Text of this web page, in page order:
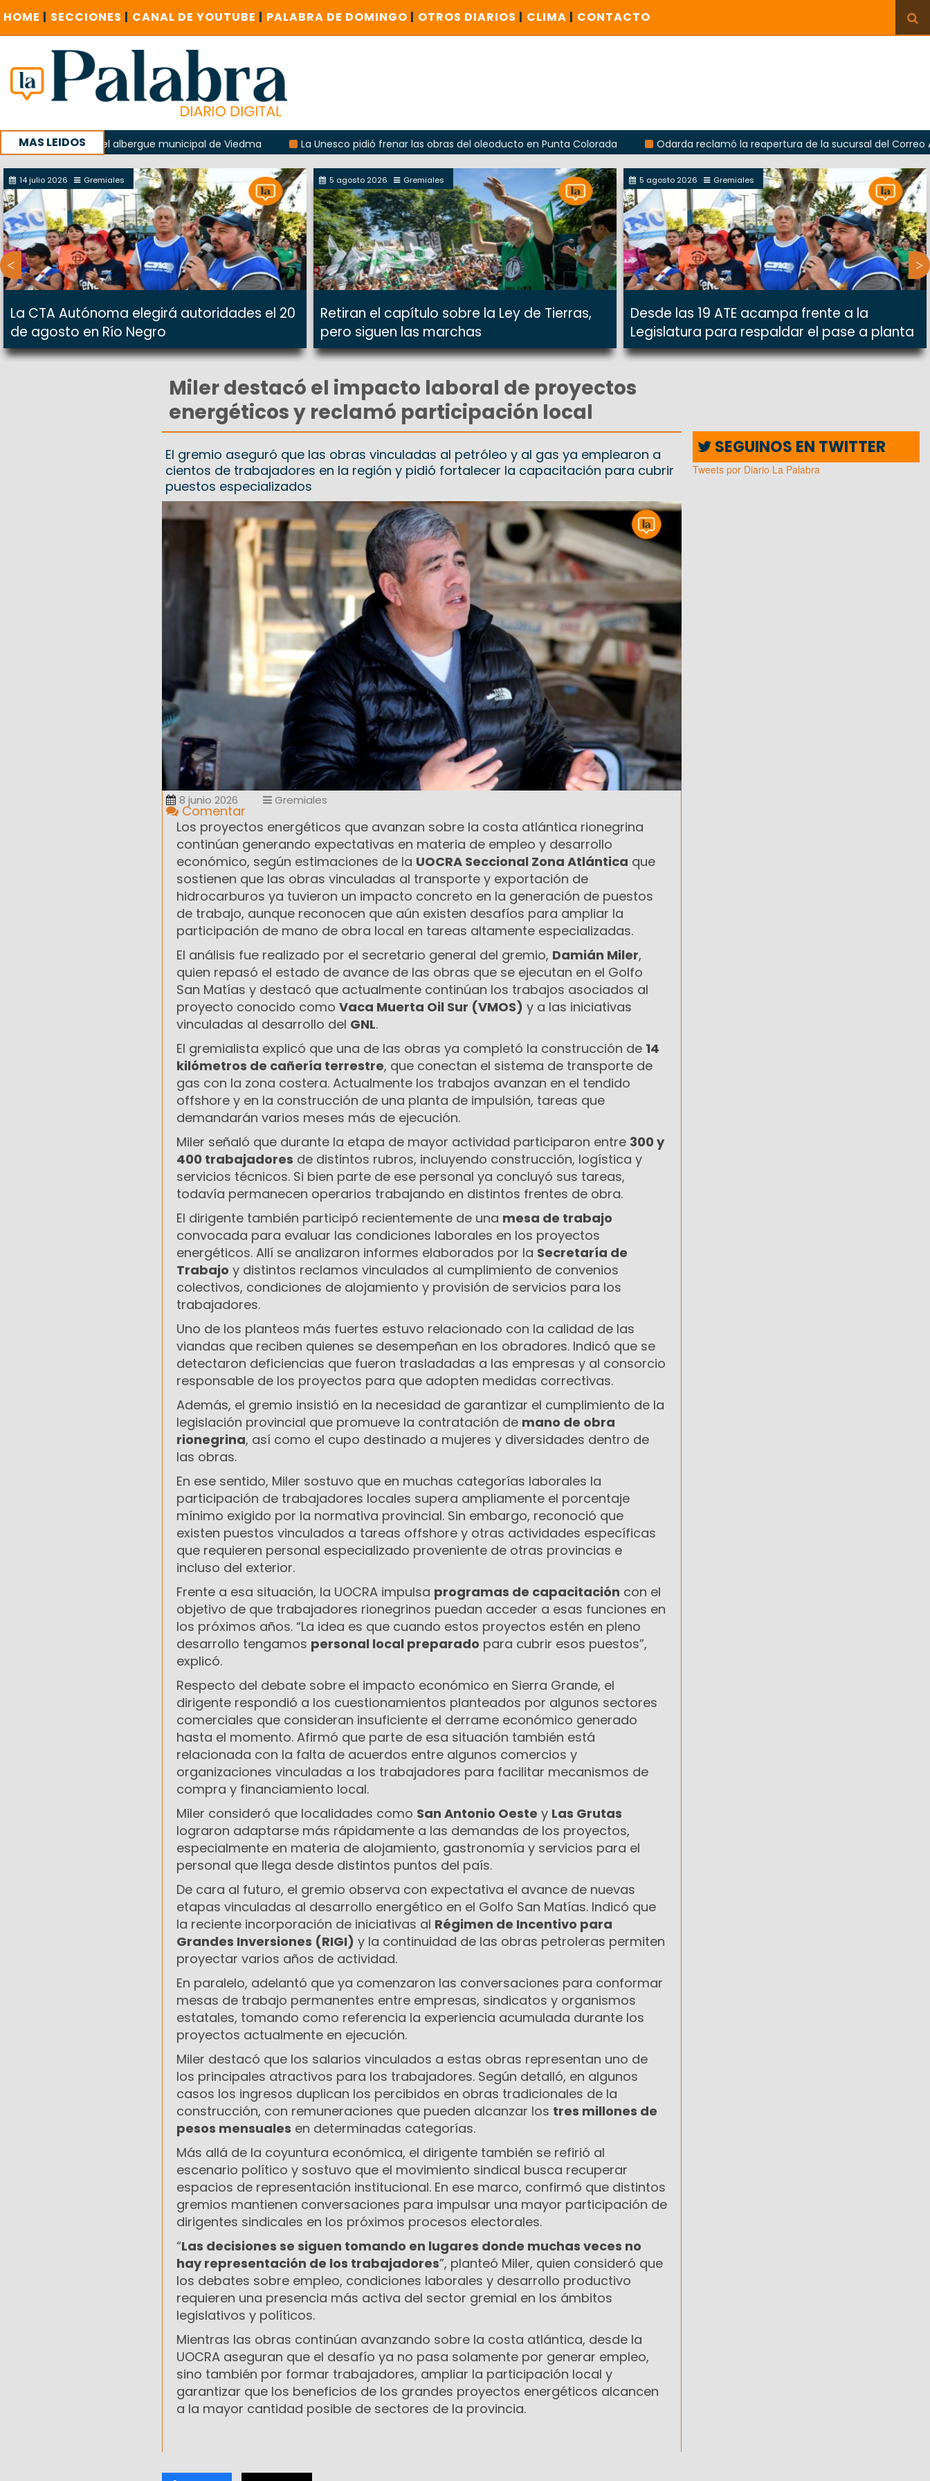
HOME | SECCIONES | CANAL DE YOUTUBE | PALABRA DE DOMINGO | OTROS DIARIOS | CLIMA | CONTACTO
MAS LEIDOS
del albergue municipal de Viedma La Unesco pidió frenar las obras del oleoducto en Punta Colorada
Odarda reclamó la reapertura de la sucursal del Correo Argentino
con un encuentro provincial en Roca
14 julio 2026 Gremiales
La CTA Autónoma elegirá autoridades el 20
de agosto en Río Negro
5 agosto 2026 Gremiales
Retiran el capítulo sobre la Ley de Tierras,
pero siguen las marchas
5 agosto 2026 Gremiales
Desde las 19 ATE acampa frente a la
Legislatura para respaldar el pase a planta
Miler destacó el impacto laboral de proyectos
energéticos y reclamó participación local
El gremio aseguró que las obras vinculadas al petróleo y al gas ya emplearon a
cientos de trabajadores en la región y pidió fortalecer la capacitación para cubrir
puestos especializados
8 junio 2026 Gremiales
Comentar
Los proyectos energéticos que avanzan sobre la costa atlántica rionegrina
continúan generando expectativas en materia de empleo y desarrollo
económico, según estimaciones de la UOCRA Seccional Zona Atlántica que
sostienen que las obras vinculadas al transporte y exportación de
hidrocarburos ya tuvieron un impacto concreto en la generación de puestos
de trabajo, aunque reconocen que aún existen desafíos para ampliar la
participación de mano de obra local en tareas altamente especializadas.
El análisis fue realizado por el secretario general del gremio, Damián Miler,
quien repasó el estado de avance de las obras que se ejecutan en el Golfo
San Matías y destacó que actualmente continúan los trabajos asociados al
proyecto conocido como Vaca Muerta Oil Sur (VMOS) y a las iniciativas
vinculadas al desarrollo del GNL.
El gremialista explicó que una de las obras ya completó la construcción de 14
kilómetros de cañería terrestre, que conectan el sistema de transporte de
gas con la zona costera. Actualmente los trabajos avanzan en el tendido
offshore y en la construcción de una planta de impulsión, tareas que
demandarán varios meses más de ejecución.
Miler señaló que durante la etapa de mayor actividad participaron entre 300 y
400 trabajadores de distintos rubros, incluyendo construcción, logística y
servicios técnicos. Si bien parte de ese personal ya concluyó sus tareas,
todavía permanecen operarios trabajando en distintos frentes de obra.
El dirigente también participó recientemente de una mesa de trabajo
convocada para evaluar las condiciones laborales en los proyectos
energéticos. Allí se analizaron informes elaborados por la Secretaría de
Trabajo y distintos reclamos vinculados al cumplimiento de convenios
colectivos, condiciones de alojamiento y provisión de servicios para los
trabajadores.
Uno de los planteos más fuertes estuvo relacionado con la calidad de las
viandas que reciben quienes se desempeñan en los obradores. Indicó que se
detectaron deficiencias que fueron trasladadas a las empresas y al consorcio
responsable de los proyectos para que adopten medidas correctivas.
Además, el gremio insistió en la necesidad de garantizar el cumplimiento de la
legislación provincial que promueve la contratación de mano de obra
rionegrina, así como el cupo destinado a mujeres y diversidades dentro de
las obras.
En ese sentido, Miler sostuvo que en muchas categorías laborales la
participación de trabajadores locales supera ampliamente el porcentaje
mínimo exigido por la normativa provincial. Sin embargo, reconoció que
existen puestos vinculados a tareas offshore y otras actividades específicas
que requieren personal especializado proveniente de otras provincias e
incluso del exterior.
Frente a esa situación, la UOCRA impulsa programas de capacitación con el
objetivo de que trabajadores rionegrinos puedan acceder a esas funciones en
los próximos años. “La idea es que cuando estos proyectos estén en pleno
desarrollo tengamos personal local preparado para cubrir esos puestos”,
explicó.
Respecto del debate sobre el impacto económico en Sierra Grande, el
dirigente respondió a los cuestionamientos planteados por algunos sectores
comerciales que consideran insuficiente el derrame económico generado
hasta el momento. Afirmó que parte de esa situación también está
relacionada con la falta de acuerdos entre algunos comercios y
organizaciones vinculadas a los trabajadores para facilitar mecanismos de
compra y financiamiento local.
Miler consideró que localidades como San Antonio Oeste y Las Grutas
lograron adaptarse más rápidamente a las demandas de los proyectos,
especialmente en materia de alojamiento, gastronomía y servicios para el
personal que llega desde distintos puntos del país.
De cara al futuro, el gremio observa con expectativa el avance de nuevas
etapas vinculadas al desarrollo energético en el Golfo San Matías. Indicó que
la reciente incorporación de iniciativas al Régimen de Incentivo para
Grandes Inversiones (RIGI) y la continuidad de las obras petroleras permiten
proyectar varios años de actividad.
En paralelo, adelantó que ya comenzaron las conversaciones para conformar
mesas de trabajo permanentes entre empresas, sindicatos y organismos
estatales, tomando como referencia la experiencia acumulada durante los
proyectos actualmente en ejecución.
Miler destacó que los salarios vinculados a estas obras representan uno de
los principales atractivos para los trabajadores. Según detalló, en algunos
casos los ingresos duplican los percibidos en obras tradicionales de la
construcción, con remuneraciones que pueden alcanzar los tres millones de
pesos mensuales en determinadas categorías.
Más allá de la coyuntura económica, el dirigente también se refirió al
escenario político y sostuvo que el movimiento sindical busca recuperar
espacios de representación institucional. En ese marco, confirmó que distintos
gremios mantienen conversaciones para impulsar una mayor participación de
dirigentes sindicales en los próximos procesos electorales.
“Las decisiones se siguen tomando en lugares donde muchas veces no
hay representación de los trabajadores”, planteó Miler, quien consideró que
los debates sobre empleo, condiciones laborales y desarrollo productivo
requieren una presencia más activa del sector gremial en los ámbitos
legislativos y políticos.
Mientras las obras continúan avanzando sobre la costa atlántica, desde la
UOCRA aseguran que el desafío ya no pasa solamente por generar empleo,
sino también por formar trabajadores, ampliar la participación local y
garantizar que los beneficios de los grandes proyectos energéticos alcancen
a la mayor cantidad posible de sectores de la provincia.
SEGUINOS EN TWITTER
Tweets por Diario La Palabra